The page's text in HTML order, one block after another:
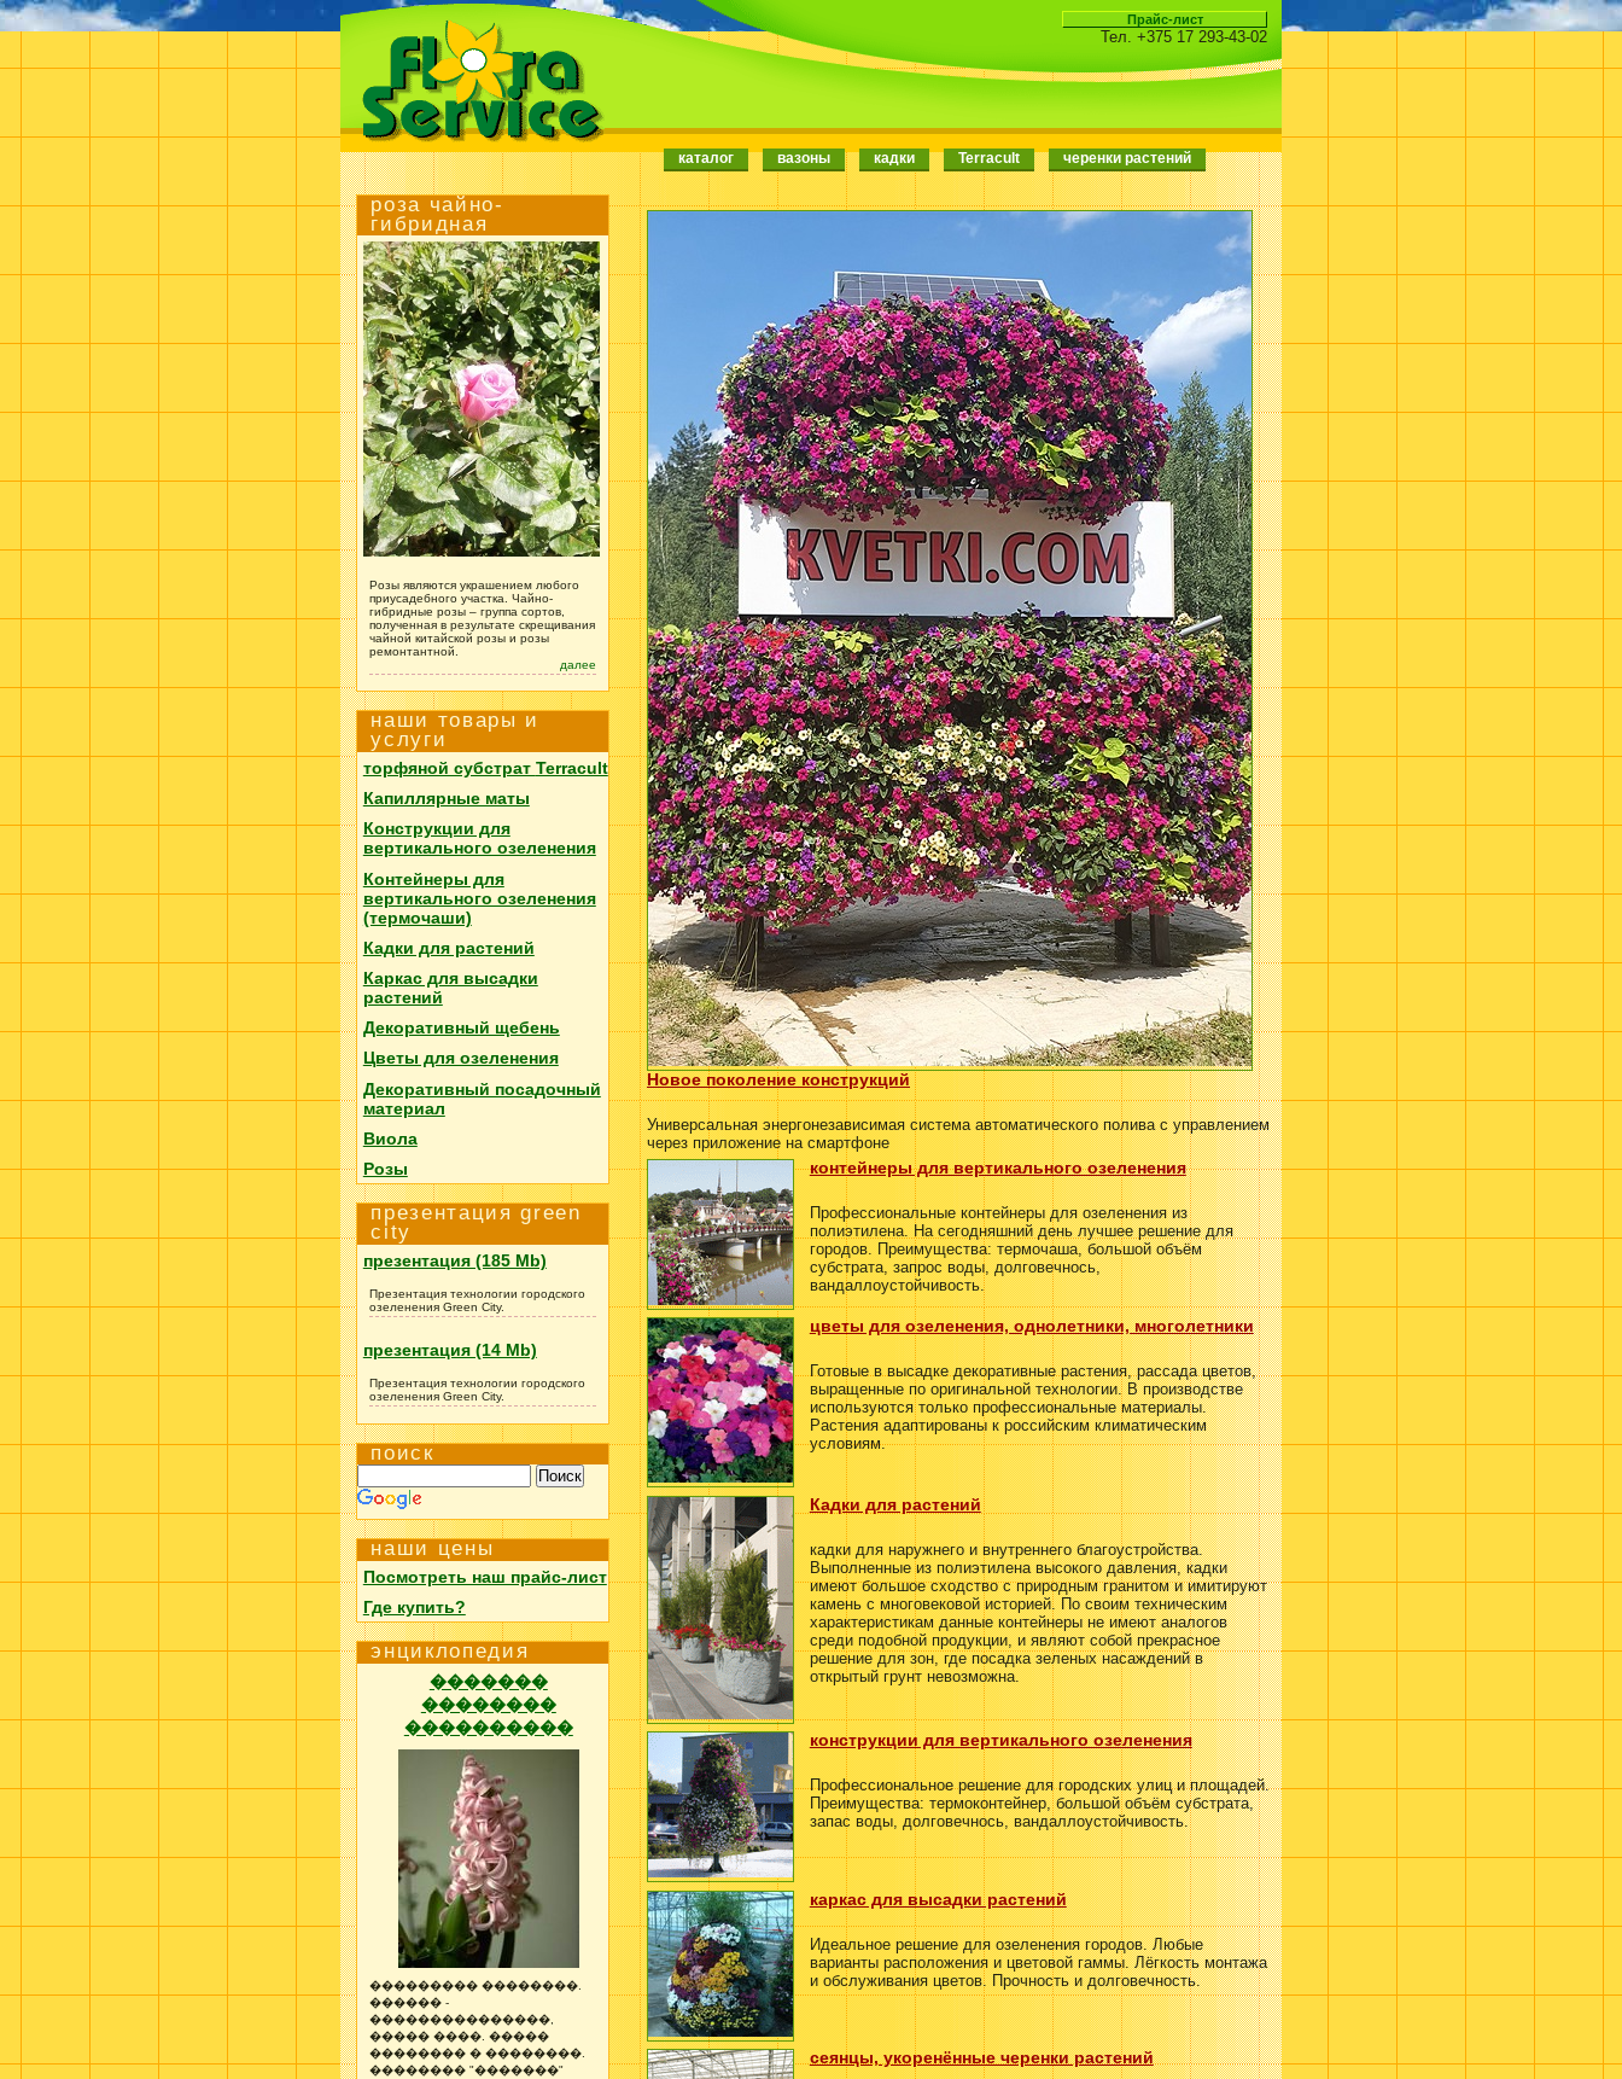
Тел. +375 17 293-43-02
каталог вазоны кадки Terracult черенки растений
роза чайно-
гибридная
Розы являются украшением любого
приусадебного участка. Чайно-
гибридные розы – группа сортов,
полученная в результате скрещивания
чайной китайской розы и розы
ремонтантной.
далее
наши товары и
услуги
торфяной субстрат Terracult
Капиллярные маты
Конструкции для
вертикального озеленения
Контейнеры для
вертикального озеленения
(термочаши)
Кадки для растений
Каркас для высадки
растений
Декоративный щебень
Цветы для озеленения
Декоративный посадочный
материал
Виола
Розы
презентация green
city
презентация (185 Mb)
Презентация технологии городского
озеленения Green City.
презентация (14 Mb)
Презентация технологии городского
озеленения Green City.
поиск
наши цены
Посмотреть наш прайс-лист
Где купить?
энциклопедия
�������
��������
����������
��������� ��������.
������ -
���������������,
����� ����. �����
�������� � ��������.
�������� "�������"
Новое поколение конструкций
Универсальная энергонезависимая система автоматического полива с управлением
через приложение на смартфоне
контейнеры для вертикального озеленения
Профессиональные контейнеры для озеленения из
полиэтилена. На сегодняшний день лучшее решение для
городов. Преимущества: термочаша, большой объём
субстрата, запрос воды, долговечнось,
вандаллоустойчивость.
цветы для озеленения, однолетники, многолетники
Готовые в высадке декоративные растения,рассада цветов,
выращенные по оригинальной технологии. В производстве
используются только профессиональные материалы.
Растения адаптированы к российским климатическим
условиям.
Кадки для растений
кадки для наружнего и внутреннего благоустройства.
Выполненные из полиэтилена высокого давления, кадки
имеют большое сходство с природным гранитом и имитируют
камень с многовековой историей. По своим техническим
характеристикам данные контейнеры не имеют аналогов
среди подобной продукции, и являют собой прекрасное
решение для зон, где посадка зеленых насаждений в
открытый грунт невозможна.
конструкции для вертикального озеленения
Профессиональное решение для городских улиц и площадей.
Преимущества: термоконтейнер, большой объём субстрата,
запас воды, долговечнось, вандаллоустойчивость.
каркас для высадки растений
Идеальное решение для озеленения городов. Любые
варианты расположения и цветовой гаммы. Лёгкость монтажа
и обслуживания цветов. Прочность и долговечность.
сеянцы, укоренённые черенки растений